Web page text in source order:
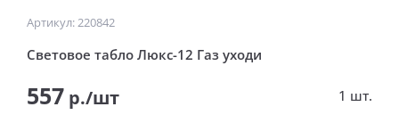
Артикул: 220842
Световое табло Люкс-12 Газ уходи
557 р./шт 1 шт.